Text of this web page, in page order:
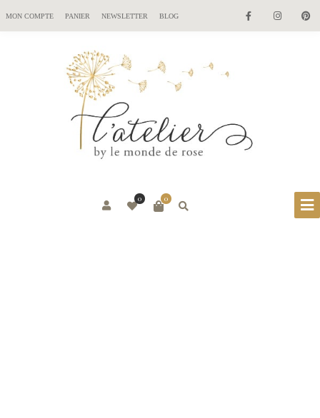
MON COMPTE PANIER NEWSLETTER BLOG
0
0